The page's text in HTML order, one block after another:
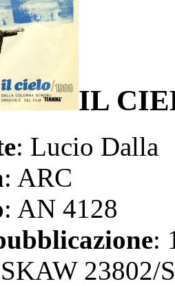
IL
: Lucio Dalla
: ARC
: AN 4128
:
23802/